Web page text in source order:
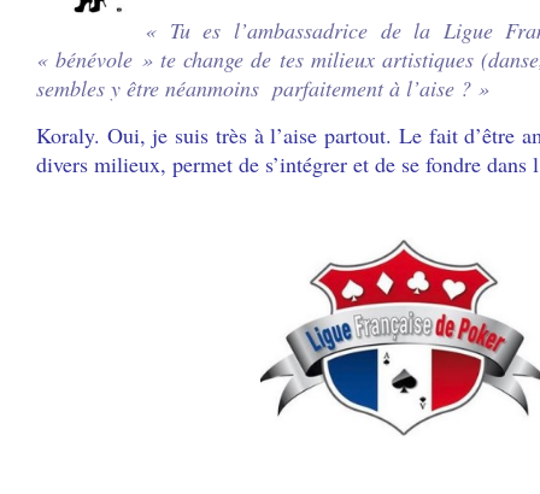
« Tu es l’ambassadrice de la Ligue
« bénévole » te change de tes milieux artistiques
sembles y être néanmoins parfaitement à l’aise ? »
Koraly. Oui, je suis très à l’aise partout. Le fait d’être
divers milieux, permet de s’intégrer et de se fondre dans